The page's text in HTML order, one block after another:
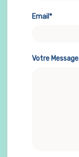
Email*
Votre Message